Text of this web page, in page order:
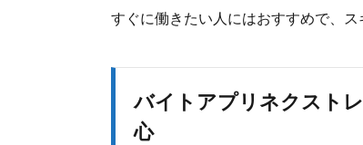
すぐに働きたい人にはおすすめで、ス
バイトアプリネクスト
心